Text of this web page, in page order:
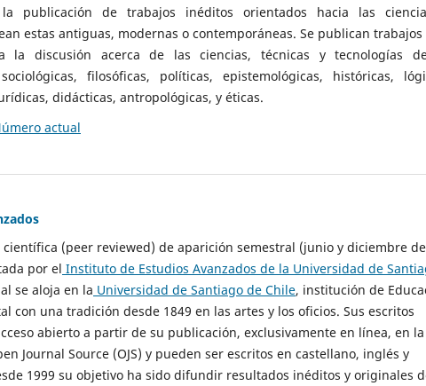
publicación de trabajos inéditos orientados hacia las
estas antiguas, modernas o contemporáneas. Se publican
la discusión acerca de las ciencias, técnicas y tecnologías
filosóficas, políticas, epistemológicas, históricas,
didácticas, antropológicas, y éticas.
actual
científica (peer reviewed) de aparición semestral (junio y diciembre de
por el Instituto de Estudios Avanzados de la Universidad de
se aloja en la Universidad de Santiago de Chile, institución de
con una tradición desde 1849 en las artes y los oficios. Sus escritos
abierto a partir de su publicación, exclusivamente en línea, en la
Journal Source (OJS) y pueden ser escritos en castellano, inglés y
1999 su objetivo ha sido difundir resultados inéditos y originales